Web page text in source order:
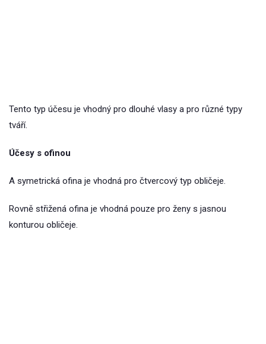
Tento typ účesu je vhodný pro dlouhé vlasy a pro různé typy
tváří.
Účesy s ofinou
A symetrická ofina je vhodná pro čtvercový typ obličeje.
Rovně střižená ofina je vhodná pouze pro ženy s jasnou
konturou obličeje.